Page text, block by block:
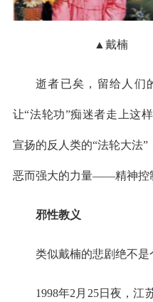
▲戴
逝者已矣，留给人们
让“法轮功”痴迷者走上这
宣扬的反人类的“法轮大法”
恶而强大的力量——精神控
邪性教义
类似戴楠的悲剧绝不是
1998年2月25日夜，江